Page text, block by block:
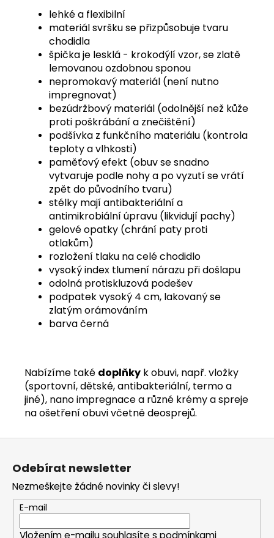
lehké a flexibilní
materiál svršku se přizpůsobuje tvaru
chodidla
špička je lesklá - krokodýlí vzor,se zlatě
lemovanou ozdobnou sponou
nepromokavý materiál (není nutno
impregnovat)
bezúdržbový materiál (odolnější než kůže
proti poškrábání a znečištění)
podšívka z funkčního materiálu (kontrola
teploty a vlhkosti)
paměťový efekt (obuv se snadno
vytvaruje podle nohy a po vyzutí se vrátí
zpět do původního tvaru)
stélky mají antibakteriální a
antimikrobiální úpravu (likvidují pachy)
gelové opatky (chrání paty proti
otlakům)
rozložení tlaku na celé chodidlo
vysoký index tlumení nárazu při došlapu
odolná protiskluzová podešev
podpatek vysoký 4 cm, lakovaný se
zlatým orámováním
barva černá
Nabízíme také doplňky k obuvi, např. vložky
(sportovní, dětské, antibakteriální, termo a
jiné), nano impregnace a různé krémy a spreje
na ošetření obuvi včetně deosprejů.
Z
Odebírat newsletter
Nezmeškejte žádné novinky či slevy!
E-mail